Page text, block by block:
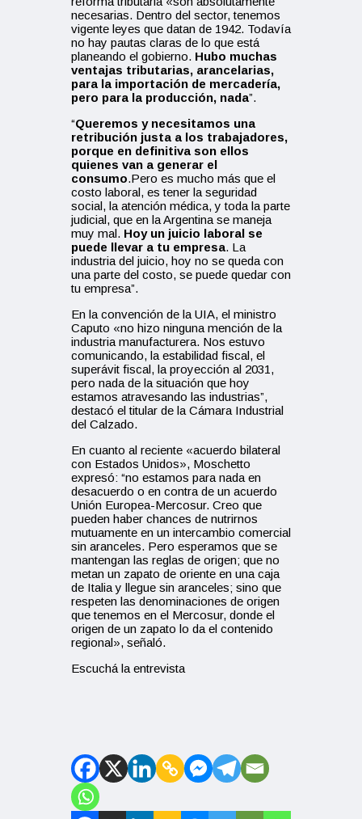
necesarias. Dentro del sector, tenemos
vigente leyes que datan de 1942. Todavía
no hay pautas claras de lo que está
planeando el gobierno. Hubo muchas
ventajas tributarias, arancelarias,
para la importación de mercadería,
pero para la producción, nada”.
“Queremos y necesitamos una
retribución justa a los trabajadores,
porque en definitiva son ellos
quienes van a generar el
consumo.Pero es mucho más que el
costo laboral, es tener la seguridad
social, la atención médica, y toda la parte
judicial, que en la Argentina se maneja
muy mal. Hoy un juicio laboral se
puede llevar a tu empresa. La
industria del juicio, hoy no se queda con
una parte del costo, se puede quedar con
tu empresa”.
En la convención de la UIA, el ministro
Caputo «no hizo ninguna mención de la
industria manufacturera. Nos estuvo
comunicando, la estabilidad fiscal, el
superávit fiscal, la proyección al 2031,
pero nada de la situación que hoy
estamos atravesando las industrias”,
destacó el titular de la Cámara Industrial
del Calzado.
En cuanto al reciente «acuerdo bilateral
con Estados Unidos», Moschetto
expresó: “no estamos para nada en
desacuerdo o en contra de un acuerdo
Unión Europea-Mercosur. Creo que
pueden haber chances de nutrirnos
mutuamente en un intercambio comercial
sin aranceles. Pero esperamos que se
mantengan las reglas de origen; que no
metan un zapato de oriente en una caja
de Italia y llegue sin aranceles; sino que
respeten las denominaciones de origen
que tenemos en el Mercosur, donde el
origen de un zapato lo da el contenido
regional», señaló.
Escuchá la entrevista